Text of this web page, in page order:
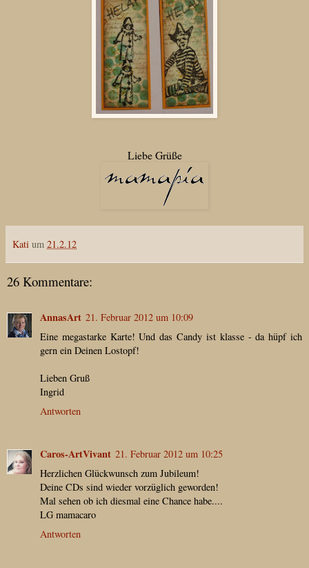
Liebe Grüße
Kati um 21.2.12
26 Kommentare:
AnnasArt 21. Februar 2012 um 10:09
Eine megastarke Karte! Und das Candy ist klasse - da hüpf ich
gern ein Deinen Lostopf!
Lieben Gruß
Ingrid
Antworten
Caros-ArtVivant 21. Februar 2012 um 10:25
Herzlichen Glückwunsch zum Jubileum!
Deine CDs sind wieder vorzüglich geworden!
Mal sehen ob ich diesmal eine Chance habe....
LG mamacaro
Antworten